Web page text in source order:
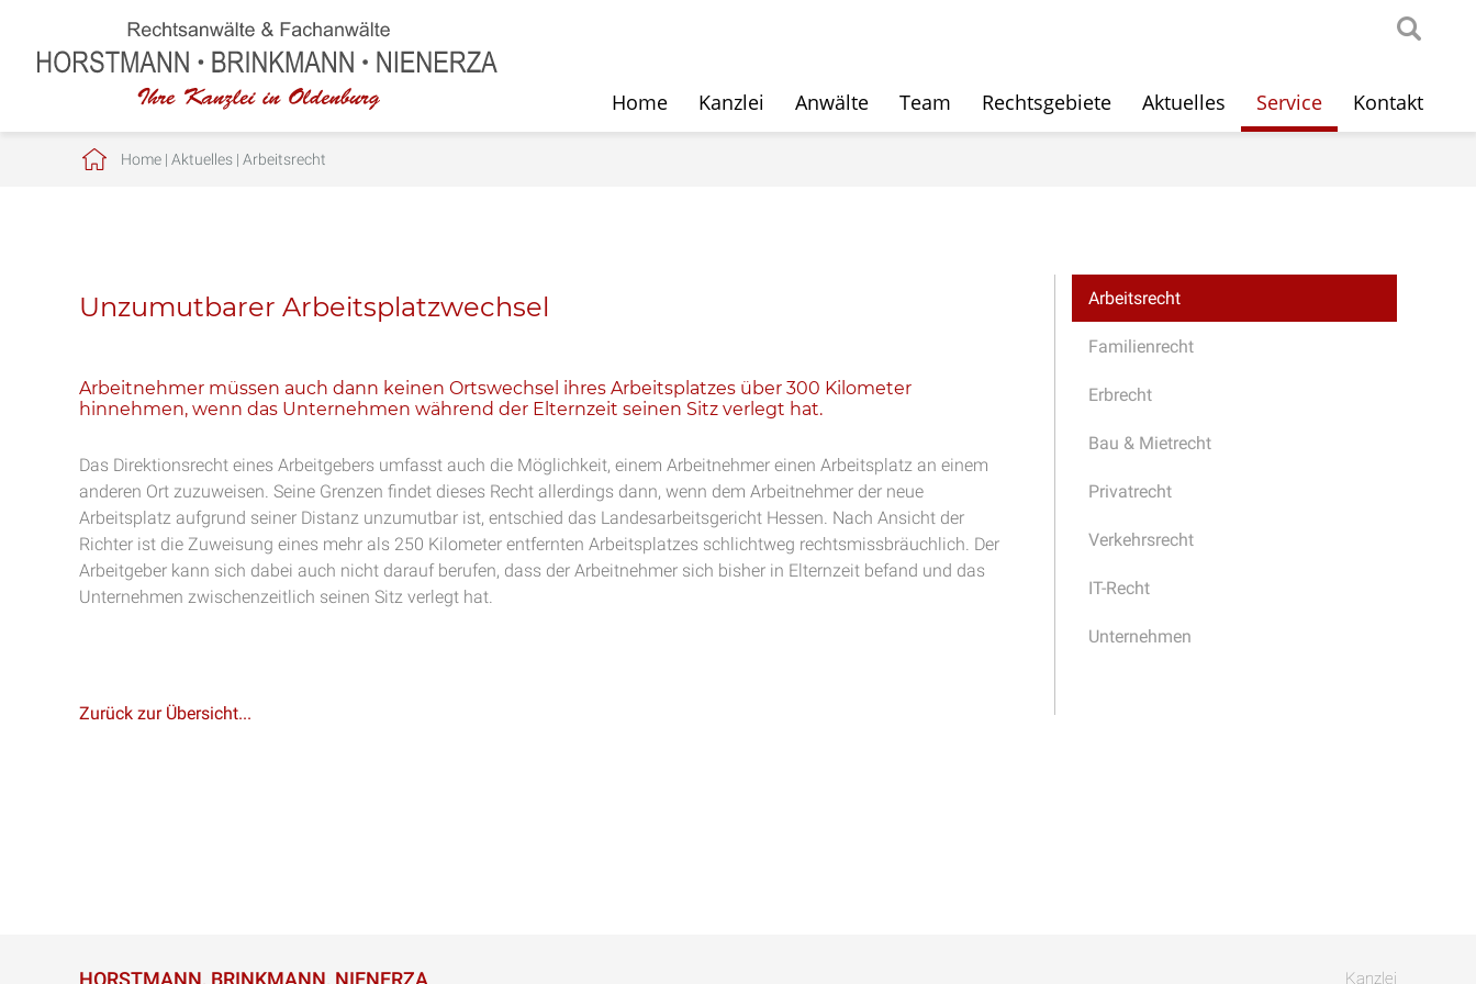
Home Kanzlei Anwälte Team Rechtsgebiete Aktuelles Service Kontakt
Home| Aktuelles| Arbeitsrecht
Arbeitsrecht
Familienrecht
Erbrecht
Bau & Mietrecht
Privatrecht
Verkehrsrecht
IT-Recht
Unternehmen
Unzumutbarer Arbeitsplatzwechsel
Arbeitnehmer müssen auch dann keinen Ortswechsel ihres Arbeitsplatzes über 300 Kilometer
hinnehmen, wenn das Unternehmen während der Elternzeit seinen Sitz verlegt hat.
Das Direktionsrecht eines Arbeitgebers umfasst auch die Möglichkeit, einem Arbeitnehmer einen Arbeitsplatz an einem
anderen Ort zuzuweisen. Seine Grenzen findet dieses Recht allerdings dann, wenn dem Arbeitnehmer der neue
Arbeitsplatz aufgrund seiner Distanz unzumutbar ist, entschied das Landesarbeitsgericht Hessen. Nach Ansicht der
Richter ist die Zuweisung eines mehr als 250 Kilometer entfernten Arbeitsplatzes schlichtweg rechtsmissbräuchlich. Der
Arbeitgeber kann sich dabei auch nicht darauf berufen, dass der Arbeitnehmer sich bisher in Elternzeit befand und das
Unternehmen zwischenzeitlich seinen Sitz verlegt hat.
Zurück zur Übersicht...
HORSTMANN, BRINKMANN, NIENERZA Kanzlei